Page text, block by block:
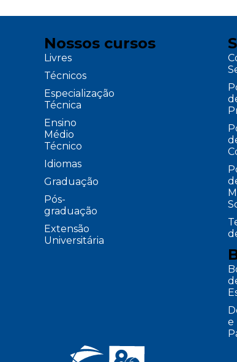
Nossos cursos
Livres
Técnicos
Especialização
Técnica
Ensino
Médio
Técnico
Idiomas
Graduação
Pós-
graduação
Extensão
Universitária
e